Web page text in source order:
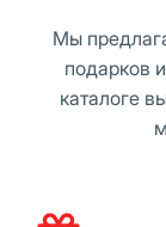
Мы
подарков
каталоге